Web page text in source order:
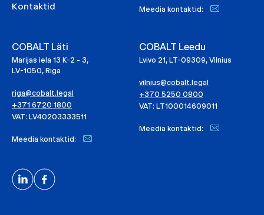
Kontaktid
Meedia kontaktid:
COBALT Läti
Marijas iela 13 K-2 - 3,
LV-1050, Riga
riga@cobalt.legal
+371 6720 1800
VAT: LV40203333511
Meedia kontaktid:
COBALT Leedu
Lvivo 21, LT-09309, Vilnius
vilnius@cobalt.legal
+370 5250 0800
VAT: LT100014609011
Meedia kontaktid: